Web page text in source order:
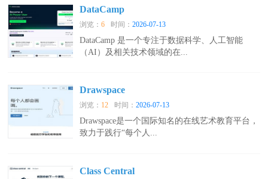
DataCamp
浏览：6 时间：2026-07-13
DataCamp 是一个专注于数据科学、人工智能
（AI）及相关技术领域的在...
Drawspace
浏览： 12 时间：2026-07-13
Drawspace是一个国际知名的在线艺术教育平台，
致力于践行“每个人...
Class Central